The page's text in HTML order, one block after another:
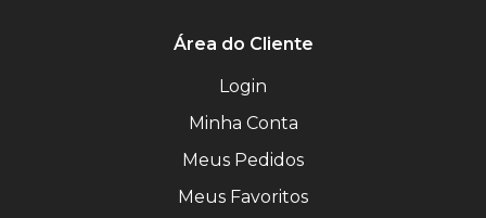
Área do Cliente
Login
Minha Conta
Meus Pedidos
Meus Favoritos